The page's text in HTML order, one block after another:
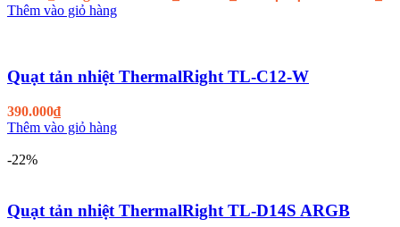
Thêm vào giỏ hàng
Quạt tản nhiệt ThermalRight TL-C12-W
390.000₫
Thêm vào giỏ hàng
-22%
Quạt tản nhiệt ThermalRight TL-D14S ARGB